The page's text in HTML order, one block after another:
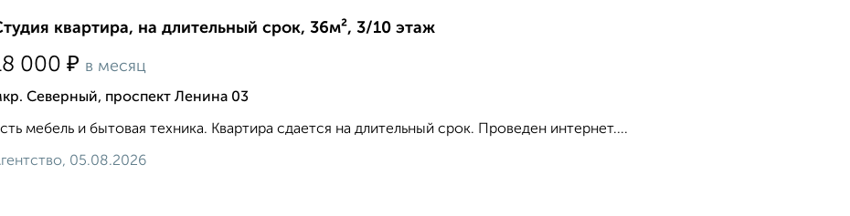
квартира, на длительный срок, 36м², 3/10 этаж
000 ₽ в месяц
Северный, проспект Ленина 03
мебель и бытовая техника. Квартира сдается на длительный срок. Проведен интернет....
05.08.2026